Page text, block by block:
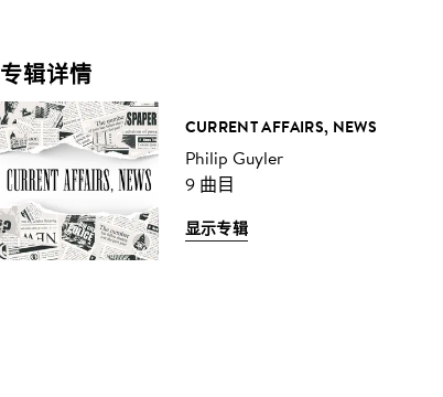
专辑详情
CURRENT AFFAIRS, NEWS
Philip Guyler
9 曲目
显示专辑